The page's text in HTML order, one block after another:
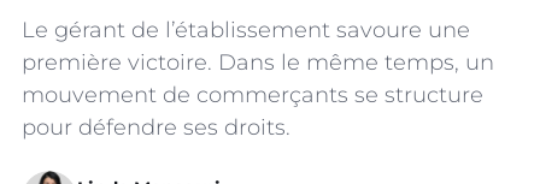
Le gérant de l’établissement savoure une
première victoire. Dans le même temps, un
mouvement de commerçants se structure
pour défendre ses droits.